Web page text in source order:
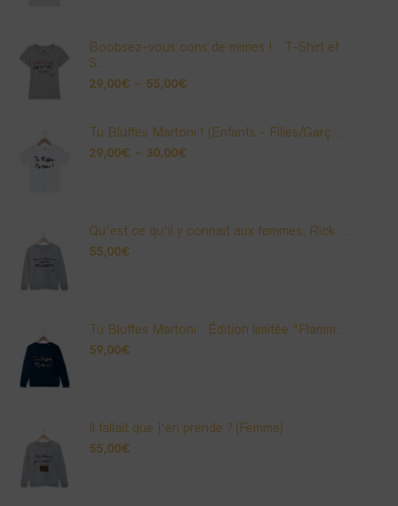
Boobsez-vous cons de mimes ! : T-Shirt et
S...
29,00€ – 55,00€
Tu Bluffes Martoni ! (Enfants - Filles/Garç...
29,00€ – 30,00€
Qu'est ce qu'il y connait aux femmes, Rick ...
55,00€
Tu Bluffes Martoni : Édition limitée "Flamm...
59,00€
Il fallait que j'en prende ? (Femme)
55,00€